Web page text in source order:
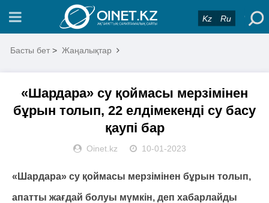
Kz Ru
Басты бет > Жаңалықтар
«Шардара» су қоймасы мерзімінен
бұрын толып, 22 елдімекенді су басу
қаупі бар
Oinet.kz 10-01-2023
«Шардара» су қоймасы мерзімінен бұрын толып,
апатты жағдай болуы мүмкін, деп хабарлайды